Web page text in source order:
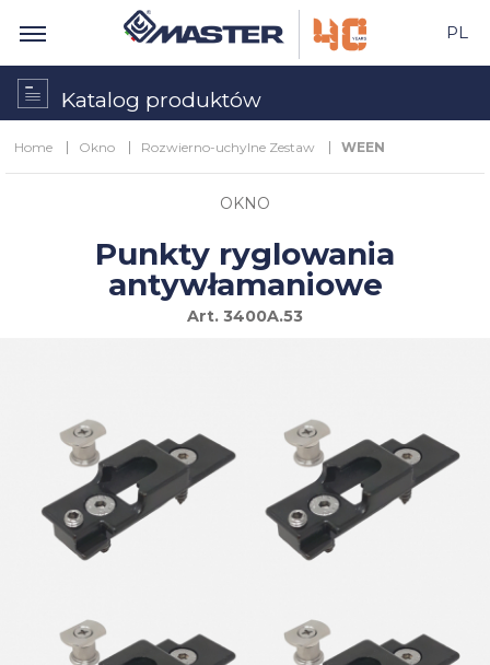
PL
Katalog produktów
Home Okno Rozwierno-uchylne Zestaw WEEN
OKNO
Punkty ryglowania
antywłamaniowe
Art. 3400A.53